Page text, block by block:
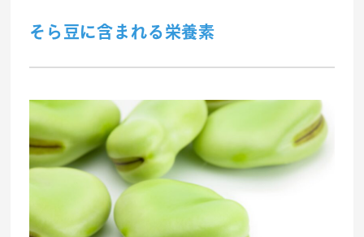
そら豆に含まれる栄養素